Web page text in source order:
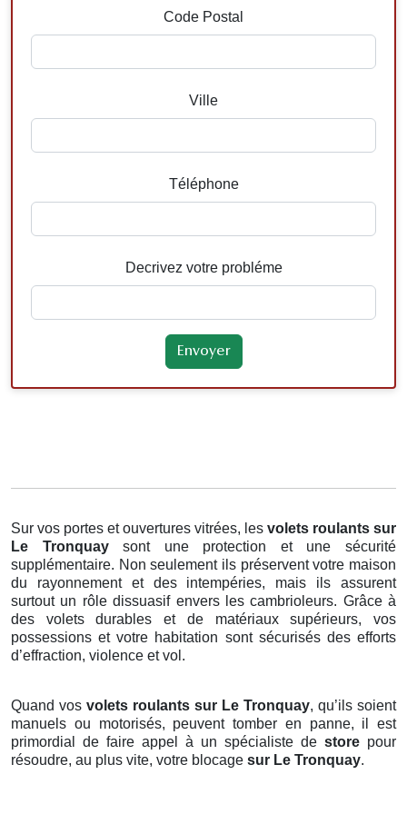
Code Postal
Ville
Téléphone
Decrivez votre probléme
Sur vos portes et ouvertures vitrées, les volets roulants sur
Le Tronquaysont une protection et une sécurité
supplémentaire. Non seulement ils préservent votre maison
du rayonnement et des intempéries, mais ils assurent
surtout un rôle dissuasif envers les cambrioleurs. Grâce à
des volets durables et de matériaux supérieurs, vos
possessions et votre habitation sont sécurisés des efforts
d’effraction, violence et vol.
Quand vos volets roulants sur Le Tronquay, qu’ils soient
manuels ou motorisés, peuvent tomber en panne, il est
primordial de faire appel à un spécialiste de store pour
résoudre, au plus vite, votre blocage sur Le Tronquay.